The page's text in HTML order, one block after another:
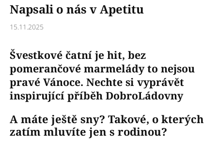
Napsali o nás v Apetitu
15.11.2025
Švestkové čatní je hit, bez
pomerančové marmelády to nejsou
pravé Vánoce. Nechte si vyprávět
inspirující příběh DobroLádovny
A máte ještě sny? Takové, o kterých
zatím mluvíte jen s rodinou?